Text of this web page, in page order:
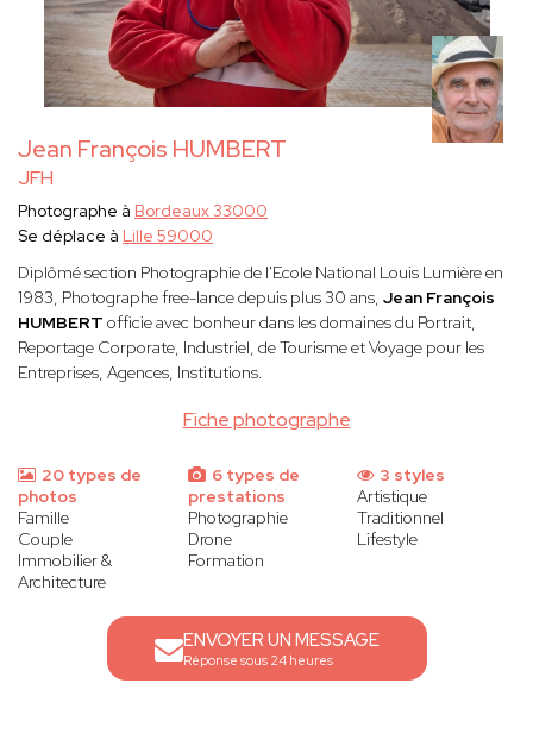
Jean François HUMBERT
JFH
Fiche photographe
Photographe à Bordeaux 33000
Se déplace à Lille 59000
Diplômé section Photographie de l'Ecole National Louis Lumière en
1983, Photographe free-lance depuis plus 30 ans, Jean François
HUMBERT officie avec bonheur dans les domaines du Portrait,
Reportage Corporate, Industriel, de Tourisme et Voyage pour les
Entreprises, Agences, Institutions.
20 types de
photos
Famille
Couple
Immobilier &
Architecture
6 types de
prestations
Photographie
Drone
Formation
3 styles
Artistique
Traditionnel
Lifestyle
ENVOYER UN MESSAGE
Réponse sous 24 heures